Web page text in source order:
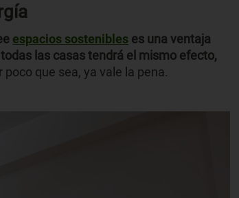
espacios sostenibles es una ventaja
las casas tendrá el mismo efecto,
que sea, ya vale la pena.